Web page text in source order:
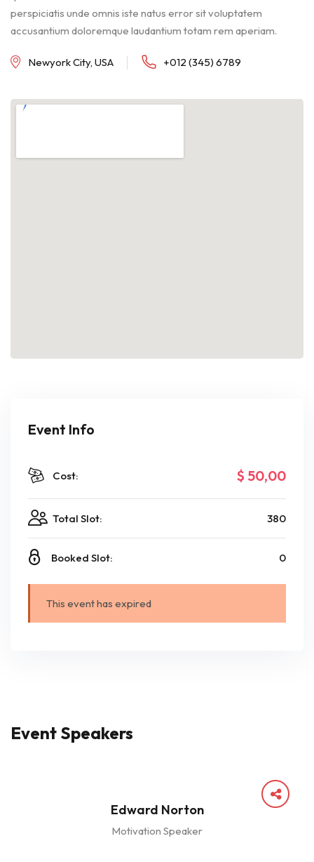
perspiciatis unde omnis iste natus error sit voluptatem
accusantium doloremque laudantium totam rem aperiam.
Newyork City, USA +012 (345) 6789
Event Info
Cost: $ 50,00
Total Slot: 380
Booked Slot: 0
This event has expired
Event Speakers
Edward Norton
Motivation Speaker